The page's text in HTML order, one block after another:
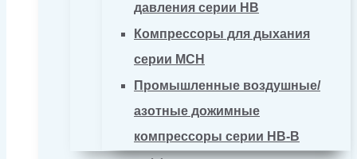
давления серии HB
Компрессоры для дыхания
серии MCH
Промышленные воздушные/
азотные дожимные
компрессоры серии HB-B